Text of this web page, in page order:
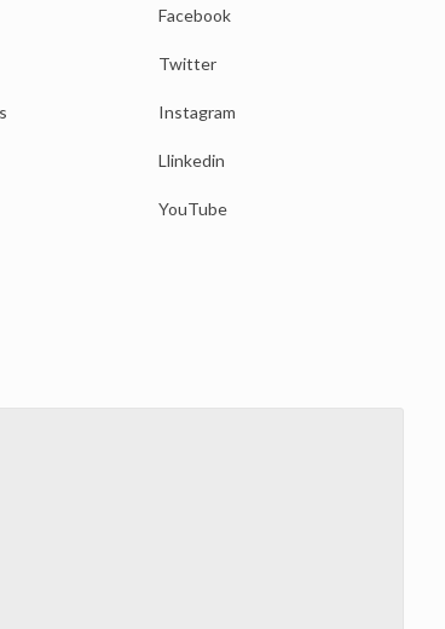
Facebook
Twitter
Instagram
Llinkedin
YouTube